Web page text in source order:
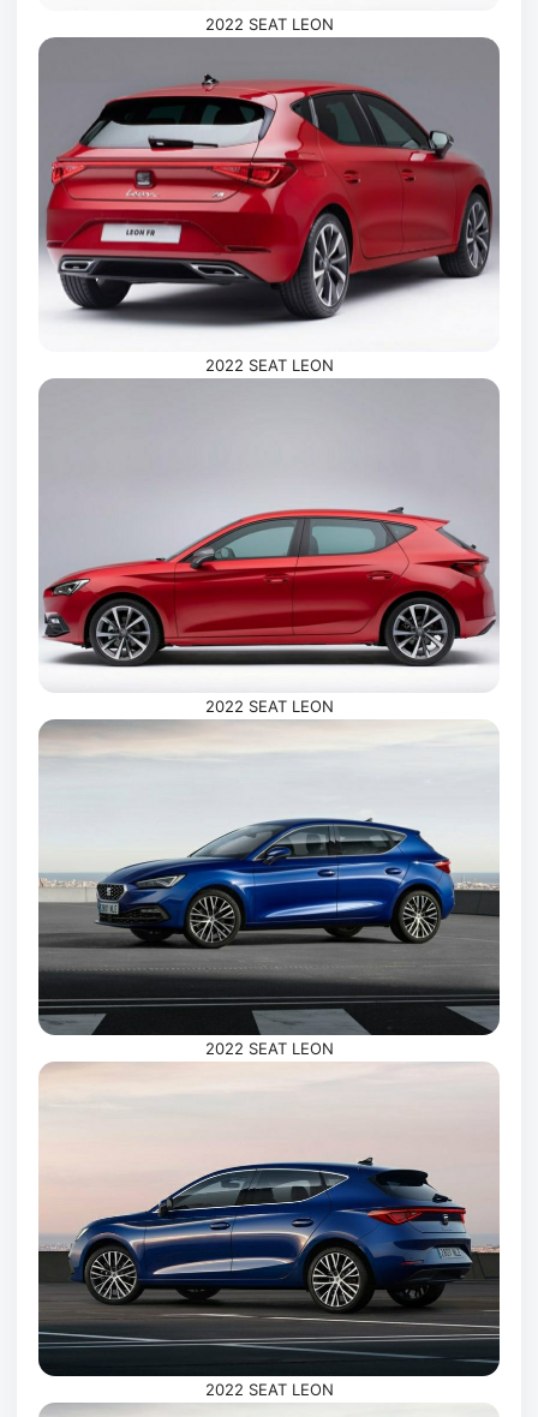
2022 SEAT LEON
2022 SEAT LEON
2022 SEAT LEON
2022 SEAT LEON
2022 SEAT LEON